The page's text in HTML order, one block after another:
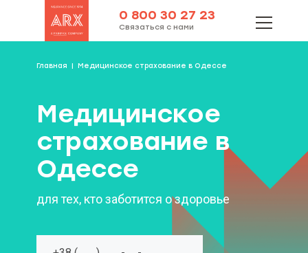
0 800 30 27 23
Связаться с нами
Главная Медицинское страхование в Одессе
Медицинское
страхование в
Одессе
для тех, кто заботится о здоровье